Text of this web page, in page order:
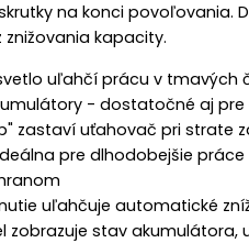
na konci povoľovania.
kapacity.
uľahčí prácu v tmavých
- dostatočné aj pre
zastaví uťahovač pri strate
pre dlhodobejšie práce
uľahčuje automatické
zobrazuje stav